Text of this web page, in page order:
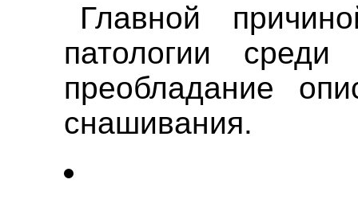
Главной
патологии среди
преобладание
снашивания.